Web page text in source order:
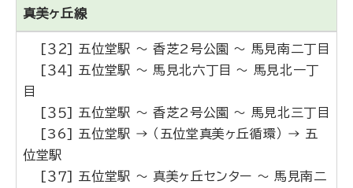
真美ヶ丘線
[３２] 五位堂駅 ～ 香芝2号公園 ～ 馬見南二丁目
[３４] 五位堂駅 ～ 馬見北六丁目 ～ 馬見北一丁
目
[３５] 五位堂駅 ～ 香芝2号公園 ～ 馬見北三丁目
[36] 五位堂駅 → （五位堂真美ヶ丘循環） → 五
位堂駅
[３７] 五位堂駅 ～ 真美ヶ丘センター ～ 馬見南二